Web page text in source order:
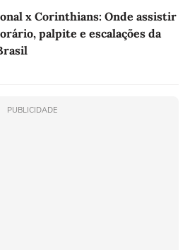
x Corinthians: Onde assistir
palpite e escalações da
PUBLICIDADE